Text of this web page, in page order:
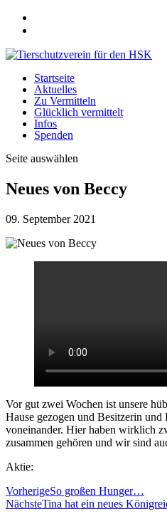
Startseite
Aktuelles
Zu Vermitteln
Glücklich vermittelt
Infos
Spenden
Seite auswählen
Neues von Beccy
09. September 2021
Vor gut zwei Wochen ist unsere
Hause gezogen und Besitzerin
voneinander. Hier haben wirklich
zusammen gehören und wir sind
Aktie:
VorherigeSo großen Hunger…
NächsteTina hat ein neues